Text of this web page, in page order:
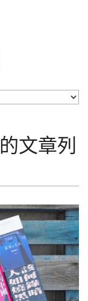
文章列